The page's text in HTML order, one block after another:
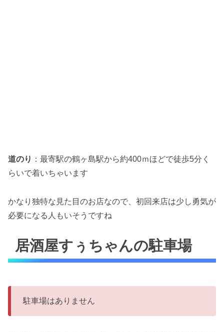
道のり ：最寄駅の鶴ヶ島駅から約400ｍほどで徒歩5分く
らいで着いちゃいます
かなり独特な見た目のお店なので、初回来店は少し勇気が
必要になる人もいそうですね
居酒屋すぅちゃんの駐車場
駐車場はありません